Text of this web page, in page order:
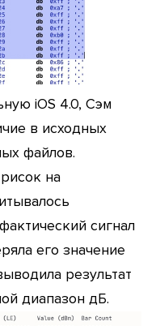
iOS 4.0, Сэм
в исходных
файлов.
на
сигнал
его значение
результат
диапазон дБ.